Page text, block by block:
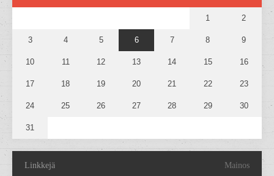
1 2
3 4 5 6 7 8 9
10 11 12 13 14 15 16
17 18 19 20 21 22 23
24 25 26 27 28 29 30
31
Linkkejä Mainos